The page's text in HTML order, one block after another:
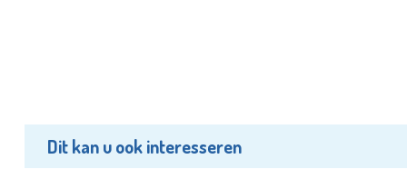
Dit kan u ook interesseren